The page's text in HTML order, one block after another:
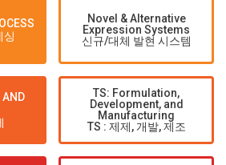
싱
AND
Novel & Alternative
Expression Systems
신규/대체 발현 시스템
TS: Formulation,
Development, and
Manufacturing
TS : 제제, 개발, 제조